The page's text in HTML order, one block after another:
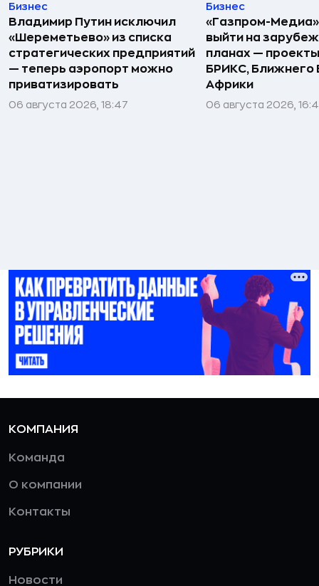
Бизнес
Владимир Путин исключил
«Шереметьево» из списка
стратегических предприятий
— теперь аэропорт можно
приватизировать
06 августа 2026, 18:47
Бизнес
«Газпром-Медиа»
выйти на
планах —
БРИКС, Ближнего
Африки
06 августа 2026,
КОМПАНИЯ
Команда
О компании
Контакты
РУБРИКИ
Новости